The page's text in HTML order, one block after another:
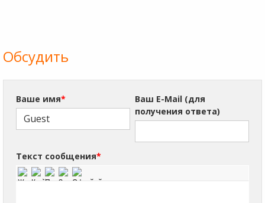
Обсудить
Ваше имя*
Ваш E-Mail (для
получения ответа)
Текст сообщения*